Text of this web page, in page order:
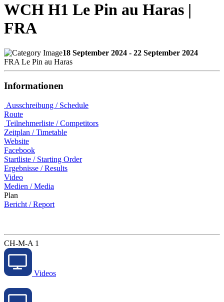
WCH H1 Le Pin au Haras |
FRA
18 September 2024 - 22 September 2024
FRA Le Pin au Haras
Informationen
Ausschreibung / Schedule
Route
Teilnehmerliste / Competitors
Zeitplan / Timetable
Website
Facebook
Startliste / Starting Order
Ergebnisse / Results
Video
Medien / Media
Plan
Bericht / Report
CH-M-A 1
Videos